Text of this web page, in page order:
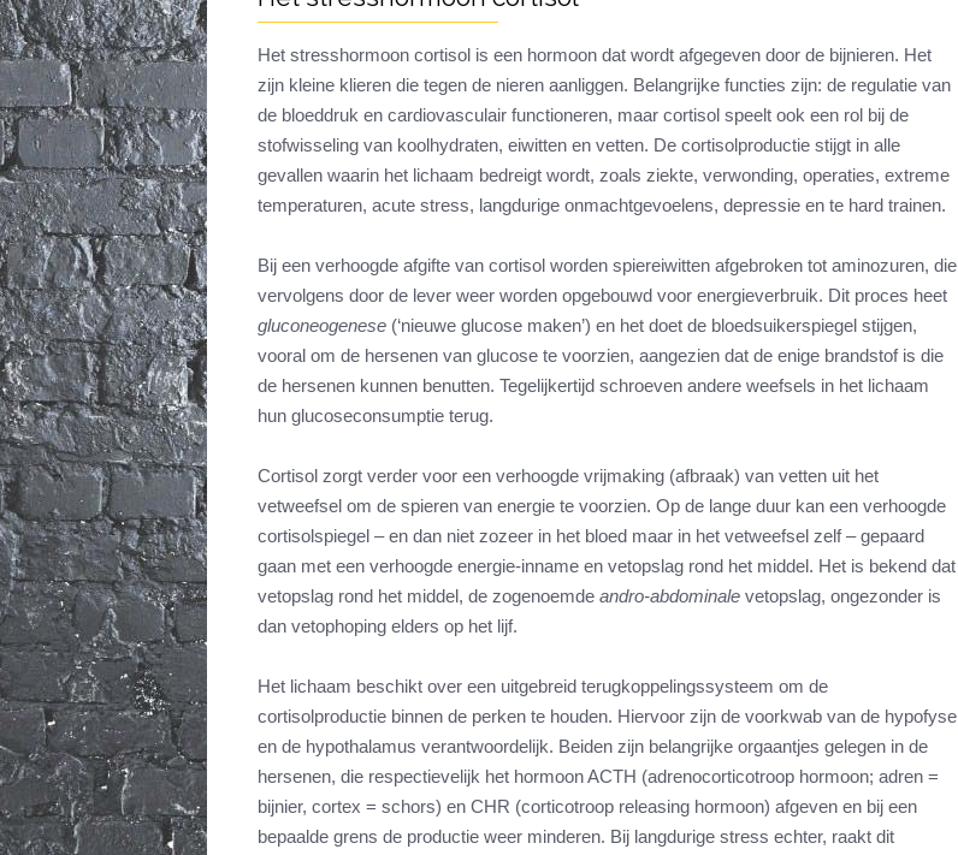
Combi van cardio en kracht
Trainingsfouten top 10
Veel gestelde vragen
Veel gestelde vragen
Het stresshormoon cortisol is een hormoon dat wordt afgegeven door de bijnieren. Het
zijn kleine klieren die tegen de nieren aanliggen. Belangrijke functies zijn: de regulatie van
de bloeddruk en cardiovasculair functioneren, maar cortisol speelt ook een rol bij de
stofwisseling van koolhydraten, eiwitten en vetten. De cortisolproductie stijgt in alle
gevallen waarin het lichaam bedreigt wordt, zoals ziekte, verwonding, operaties, extreme
temperaturen, acute stress, langdurige onmachtgevoelens, depressie en te hard trainen.
Bij een verhoogde afgifte van cortisol worden spiereiwitten afgebroken tot aminozuren, die
vervolgens door de lever weer worden opgebouwd voor energieverbruik. Dit proces heet
gluconeogenese (‘nieuwe glucose maken’) en het doet de bloedsuikerspiegel stijgen,
vooral om de hersenen van glucose te voorzien, aangezien dat de enige brandstof is die
de hersenen kunnen benutten. Tegelijkertijd schroeven andere weefsels in het lichaam
hun glucoseconsumptie terug.
Cortisol zorgt verder voor een verhoogde vrijmaking (afbraak) van vetten uit het
vetweefsel om de spieren van energie te voorzien. Op de lange duur kan een verhoogde
cortisolspiegel – en dan niet zozeer in het bloed maar in het vetweefsel zelf – gepaard
gaan met een verhoogde energie-inname en vetopslag rond het middel. Het is bekend dat
vetopslag rond het middel, de zogenoemde andro-abdominale vetopslag, ongezonder is
dan vetophoping elders op het lijf.
Het lichaam beschikt over een uitgebreid terugkoppelingssysteem om de
cortisolproductie binnen de perken te houden. Hiervoor zijn de voorkwab van de hypofyse
en de hypothalamus verantwoordelijk. Beiden zijn belangrijke orgaantjes gelegen in de
hersenen, die respectievelijk het hormoon ACTH (adrenocorticotroop hormoon; adren =
bijnier, cortex = schors) en CHR (corticotroop releasing hormoon) afgeven en bij een
bepaalde grens de productie weer minderen. Bij langdurige stress echter, raakt dit